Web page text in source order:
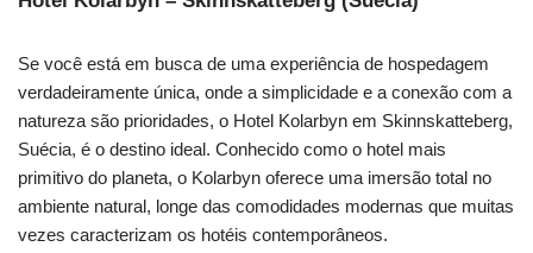
Se você está em busca de uma experiência de hospedagem
verdadeiramente única, onde a simplicidade e a conexão com a
natureza são prioridades, o Hotel Kolarbyn em Skinnskatteberg,
Suécia, é o destino ideal. Conhecido como o hotel mais
primitivo do planeta, o Kolarbyn oferece uma imersão total no
ambiente natural, longe das comodidades modernas que muitas
vezes caracterizam os hotéis contemporâneos.